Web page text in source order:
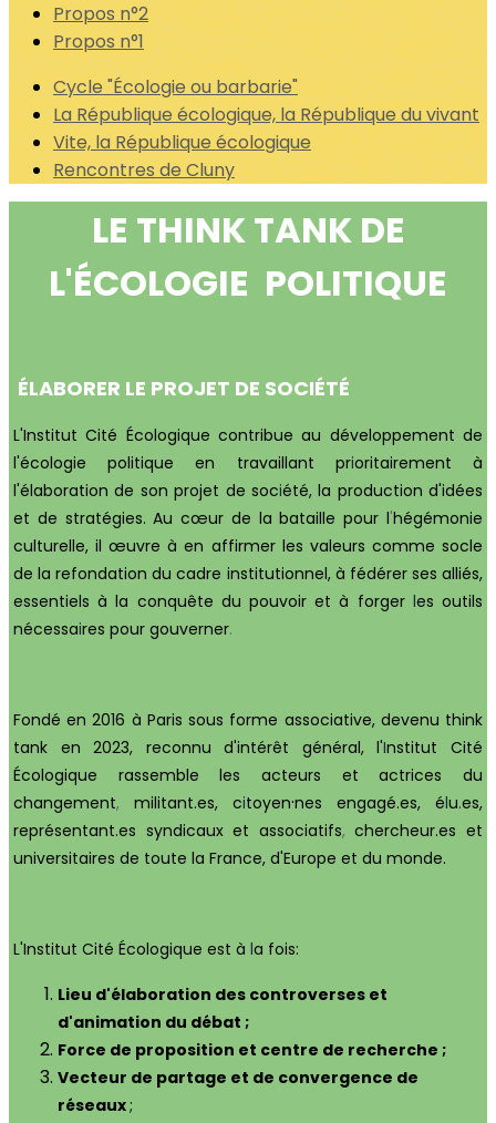
Propos n°2
Propos n°1
Cycle "Écologie ou barbarie"
La République écologique, la République du vivant
Vite, la République écologique
Rencontres de Cluny
LE THINKTANK DE
L'ÉCOLOGIE POLITIQUE
ÉLABORER LE PROJET DE SOCIÉTÉ
L'Institut Cité Écologique contribue au développement de
l'écologie politique en travaillant prioritairement à
l'élaboration de son projet de société, la production d'idées
et de stratégies. Au cœur de la bataille pour l'hégémonie
culturelle, il œuvre à en affirmer les valeurs comme socle
de la refondation du cadre institutionnel, à fédérer ses alliés,
essentiels à la conquête du pouvoir et à forger les outils
nécessaires pour gouverner.
Fondé en 2016 à Paris sous forme associative, devenu think
tank en 2023, reconnu d'intérêt général, l'Institut Cité
Écologique rassemble les acteurs et actrices du
changement, militant.es, citoyen·nes engagé.es, élu.es,
représentant.es syndicaux et associatifs,chercheur.es et
universitaires de toute la France, d'Europe et du monde.
L'Institut Cité Écologique est à la fois:
Lieu d'élaboration des controverses et
d'animation du débat ;
Force de proposition et centre de recherche ;
Vecteur de partage et de convergence de
réseaux;